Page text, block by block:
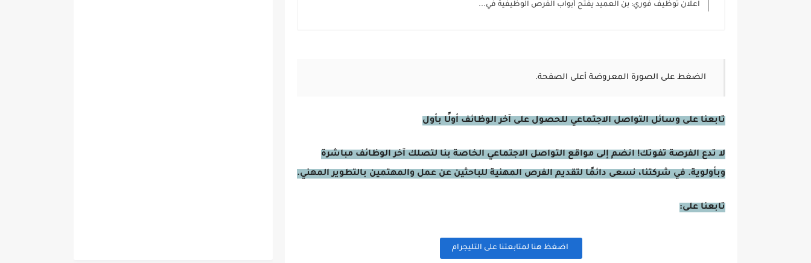
اعلان توظيف فوري: بن العميد يفتح أبواب الفرص الوظيفية في...
الضغط على الصورة المعروضة أعلى الصفحة.
تابعنا على وسائل التواصل الاجتماعي للحصول على آخر الوظائف أولًا بأول
لا تدع الفرصة تفوتك! انضم إلى مواقع التواصل الاجتماعي الخاصة بنا لتصلك آخر الوظائف مباشرة
وبأولوية. في شركتنا، نسعى دائمًا لتقديم الفرص المهنية للباحثين عن عمل والمهتمين بالتطوير المهني.
تابعنا على:
اضغظ هنا لمتابعتنا على التليجرام